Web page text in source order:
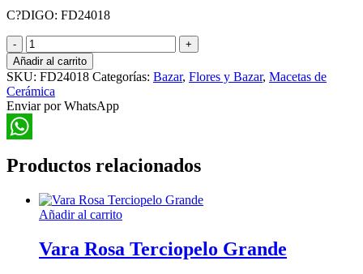
C?DIGO: FD24018
Jarrón
de
Cerámica
Acabado
Rústico
cantidad
Añadir al carrito
SKU: FD24018 Categorías: Bazar, Flores y Bazar, Macetas de
Cerámica
Enviar por WhatsApp
Productos relacionados
Añadir al carrito
Vara Rosa Terciopelo Grande